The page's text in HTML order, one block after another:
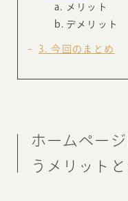
メリット
デメリット
3 今回のまとめ
ホームペー
うメリット